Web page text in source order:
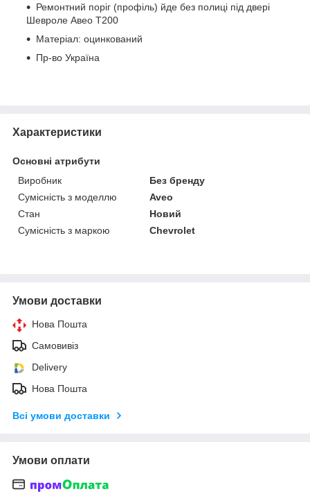
Ремонтний поріг (профіль) йде без полиці під двері
Шевроле Авео Т200
Матеріал: оцинкований
Пр-во Україна
Характеристики
Основні атрибути
Виробник
Без бренду
Сумісність з моделлю
Aveo
Стан
Новий
Сумісність з маркою
Chevrolet
Умови доставки
Нова Пошта
Самовивіз
Delivery
Нова Пошта
Всі умови доставки
Умови оплати